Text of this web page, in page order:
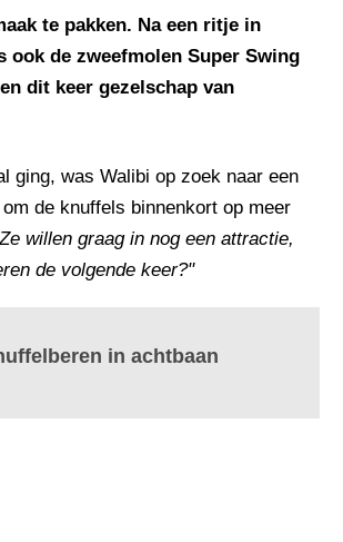
te pakken. Na een ritje in
ook de zweefmolen Super Swing
dit keer gezelschap van
ging, was Walibi op zoek naar een
de knuffels binnenkort op meer
willen graag in nog een attractie,
de volgende keer?"
in achtbaan